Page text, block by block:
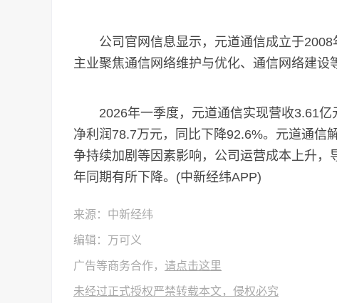
公司官网信息显示，元道通信成立于2008
主业聚焦通信网络维护与优化、通信网络建设
2026年一季度，元道通信实现营收3.61亿
净利润78.7万元，同比下降92.6%。元道通信
争持续加剧等因素影响，公司运营成本上升
年同期有所下降。(中新经纬APP)
来源：中新经纬
编辑：万可义
广告等商务合作， 请点击这里
未经过正式授权严禁转载本文，侵权必究